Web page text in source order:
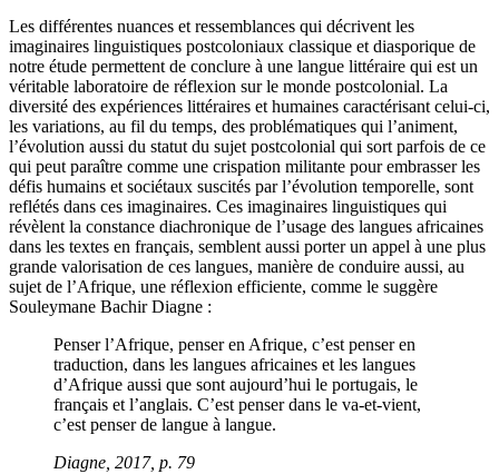
Les différentes nuances et ressemblances qui décrivent les
imaginaires linguistiques postcoloniaux classique et diasporique de
notre étude permettent de conclure à une langue littéraire qui est un
véritable laboratoire de réflexion sur le monde postcolonial. La
diversité des expériences littéraires et humaines caractérisant celui-ci,
les variations, au fil du temps, des problématiques qui l’animent,
l’évolution aussi du statut du sujet postcolonial qui sort parfois de ce
qui peut paraître comme une crispation militante pour embrasser les
défis humains et sociétaux suscités par l’évolution temporelle, sont
reflétés dans ces imaginaires. Ces imaginaires linguistiques qui
révèlent la constance diachronique de l’usage des langues africaines
dans les textes en français, semblent aussi porter un appel à une plus
grande valorisation de ces langues, manière de conduire aussi, au
sujet de l’Afrique, une réflexion efficiente, comme le suggère
Souleymane Bachir Diagne :
Penser l’Afrique, penser en Afrique, c’est penser en
traduction, dans les langues africaines et les langues
d’Afrique aussi que sont aujourd’hui le portugais, le
français et l’anglais. C’est penser dans le va-et-vient,
c’est penser de langue à langue.
Diagne, 2017, p. 79